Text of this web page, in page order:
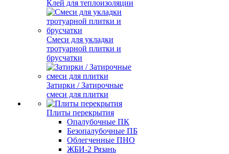
Клей для теплоизоляции
Смеси для укладки
тротуарной плитки и
брусчатки
Затирки / Затирочные
смеси для плитки
Плиты перекрытия
Опалубочные ПК
Безопалубочные ПБ
Облегченные ПНО
ЖБИ-2 Рязань